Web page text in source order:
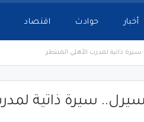
أخبار حوادث اقتصاد
ذاتية لمدرب الأهلي المنتظر
سيرة ذاتية